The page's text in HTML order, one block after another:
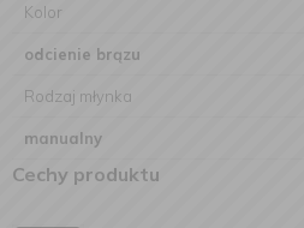
Kolor
odcienie brązu
Rodzaj młynka
manualny
Cechy produktu